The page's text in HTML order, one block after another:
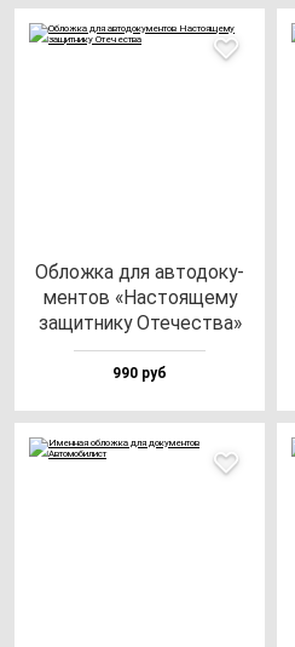
Облож­ка для ав­то­до­ку­
мен­тов «Нас­то­яще­му
за­щит­ни­ку Оте­чес­тва»
990 руб